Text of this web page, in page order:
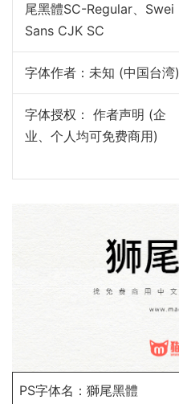
尾黑體SC-Regular、Swei
Sans CJK SC
字体作者：未知 (中国台湾)
字体授权： 作者声明 (企
业、个人均可免费商用)
PS字体名：獅尾黑體